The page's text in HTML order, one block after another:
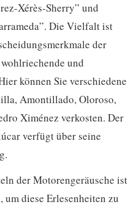
Xérès-Sherry” und
Die Vielfalt ist
der
und
können Sie verschiedene
Amontillado, Oloroso,
Ximénez verkosten. Der
verfügt über seine
der Motorengeräusche ist
um diese Erlesenheiten zu